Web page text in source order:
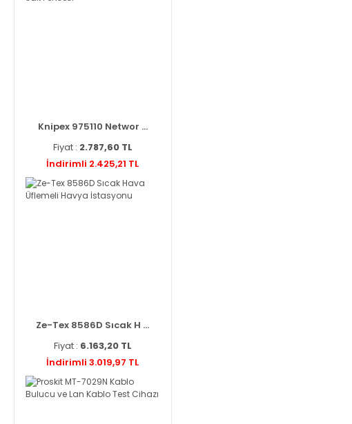
Knipex 975110 Networ ...
Fiyat : 2.787,60 TL
İndirimli 2.425,21 TL
Ze-Tex 8586D Sıcak H ...
Fiyat : 6.163,20 TL
İndirimli 3.019,97 TL